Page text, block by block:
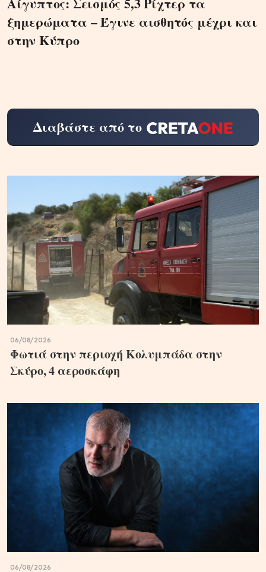
ξημερώματα – Έγινε αισθητός μέχρι και
στην Κύπρο
Διαβάστε από το
06/08/2026
Φωτιά στην περιοχή Κολυμπάδα στην
Σκύρο, 4 αεροσκάφη
06/08/2026